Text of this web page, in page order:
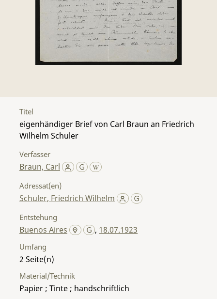
Titel
eigenhändiger Brief von Carl Braun an Friedrich
Wilhelm Schuler
Verfasser
Braun, Carl
Adressat(en)
Schuler, Friedrich Wilhelm
Entstehung
Buenos Aires , 18.07.1923
Umfang
2
Material/Technik
Papier ; Tinte ; handschriftlich